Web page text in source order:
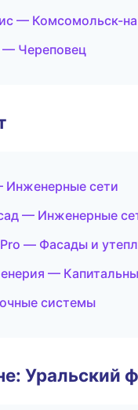
— Комсомольск-
Череповец
Инженерные сети
— Инженерные
— Фасады и
—
системы
Уральский